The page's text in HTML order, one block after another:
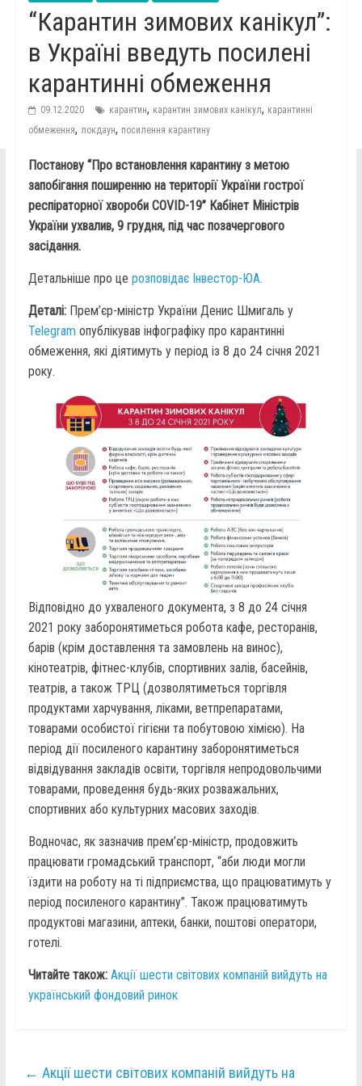
“Карантин зимових канікул”:
в Україні введуть посилені
карантинні обмеження
09.12.2020 карантин, карантин зимових канікул, карантинні
обмеження, локдаун, посилення карантину
Постанову “Про встановлення карантину з метою
запобігання поширенню на території України гострої
респіраторної хвороби COVID-19” Кабінет Міністрів
України ухвалив, 9 грудня, під час позачергового
засідання.
Детальніше про це розповідає Інвестор-ЮА.
Деталі:Прем’єр-міністр України Денис Шмигаль у
Telegram опублікував інфографіку про карантинні
обмеження, які діятимуть у період із 8 до 24 січня 2021
року.
Відповідно до ухваленого документа, з 8 до 24 січня
2021 року заборонятиметься робота кафе, ресторанів,
барів (крім доставлення та замовлень на винос),
кінотеатрів, фітнес-клубів, спортивних залів, басейнів,
театрів, а також ТРЦ (дозволятиметься торгівля
продуктами харчування, ліками, ветпрепаратами,
товарами особистої гігієни та побутовою хімією). На
період дії посиленого карантину заборонятиметься
відвідування закладів освіти, торгівля непродовольчими
товарами, проведення будь-яких розважальних,
спортивних або культурних масових заходів.
Водночас, як зазначив прем’єр-міністр, продовжить
працювати громадський транспорт, “аби люди могли
їздити на роботу на ті підприємства, що працюватимуть у
період посиленого карантину”. Також працюватимуть
продуктові магазини, аптеки, банки, поштові оператори,
готелі.
Читайте також: Акції шести світових компаній вийдуть на
український фондовий ринок
← Акції шести світових компаній вийдуть на